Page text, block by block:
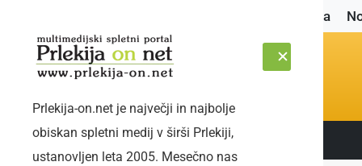
Naslovnica
ČETRTEK, 6. AVGUST 2026 Sledite nam:
Prlekija-on.net je največji in najbolje
obiskan spletni medij v širši Prlekiji,
ustanovljen leta 2005. Mesečno nas